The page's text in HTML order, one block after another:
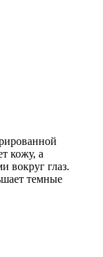
кожу, а
вокруг глаз.
темные